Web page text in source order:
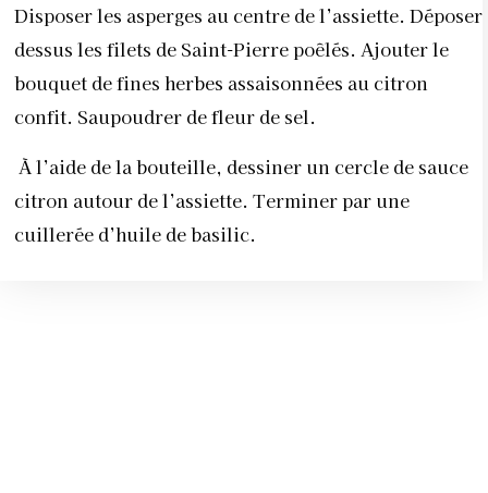
Disposer les asperges au centre de l’assiette. Déposer
dessus les filets de Saint-Pierre poêlés. Ajouter le
bouquet de fines herbes assaisonnées au citron
confit. Saupoudrer de fleur de sel.
À l’aide de la bouteille, dessiner un cercle de sauce
citron autour de l’assiette. Terminer par une
cuillerée d’huile de basilic.